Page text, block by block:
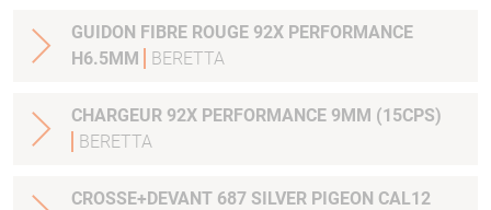
GUIDON FIBRE ROUGE 92X PERFORMANCE
H6.5MM
BERETTA
CHARGEUR 92X PERFORMANCE 9MM (15CPS)
BERETTA
CROSSE+DEVANT 687 SILVER PIGEON CAL12